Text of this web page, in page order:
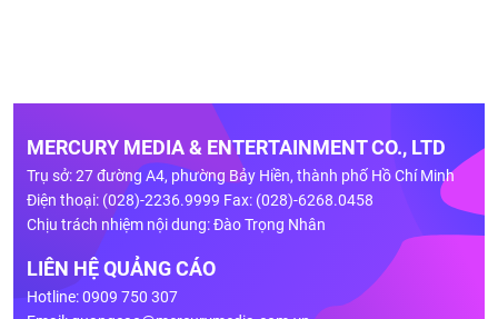
MERCURY MEDIA & ENTERTAINMENT CO., LTD
Trụ sở: 27 đường A4, phường Bảy Hiền, thành phố Hồ Chí Minh
Điện thoại: (028)-2236.9999 Fax: (028)-6268.0458
Chịu trách nhiệm nội dung: Đào Trọng Nhân
LIÊN HỆ QUẢNG CÁO
Hotline: 0909 750 307